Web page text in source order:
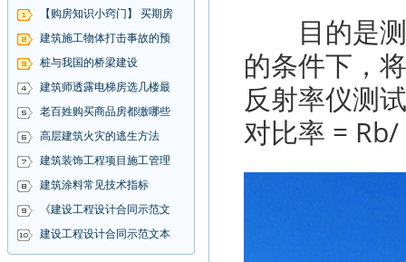
【购房知识小窍门】 买期房
建筑施工物体打击事故的预
桩与我国的桥梁建设
建筑师透露电梯房选几楼最
老百姓购买商品房都缴哪些
高层建筑火灾的逃生方法
建筑装饰工程项目施工管理
建筑涂料常见技术指标
《建设工程设计合同示范文
建设工程设计合同示范文本
目的是测
的条件下，
反射率仪测
对比率 =